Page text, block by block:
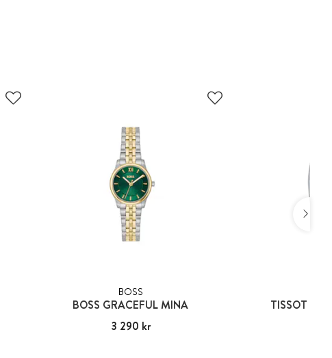
BOSS
BOSS GRACEFUL MINA
Pris :3 290 kr
3 290 kr
TISSOT